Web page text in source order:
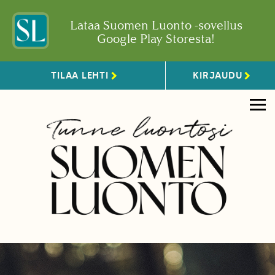
Lataa Suomen Luonto -sovellus
Google Play Storesta!
TILAA LEHTI KIRJAUDU